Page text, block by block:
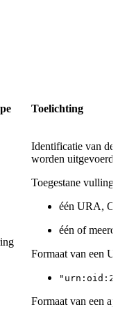
Toelichting
Identificatie van de
worden uitgevoerd.
Toegestane
één URA,
één of
Formaat van een
Formaat van een